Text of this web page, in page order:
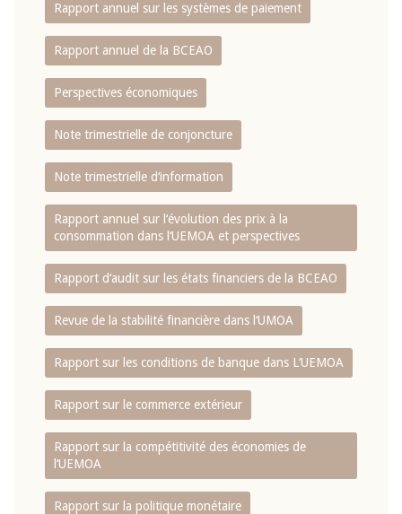
Rapport annuel sur les systèmes de paiement
Rapport annuel de la BCEAO
Perspectives économiques
Note trimestrielle de conjoncture
Note trimestrielle d‘information
Rapport annuel sur l‘évolution des prix à la
consommation dans l‘UEMOA et perspectives
Rapport d‘audit sur les états financiers de la BCEAO
Revue de la stabilité financière dans l‘UMOA
Rapport sur les conditions de banque dans L‘UEMOA
Rapport sur le commerce extérieur
Rapport sur la compétitivité des économies de
l‘UEMOA
Rapport sur la politique monétaire